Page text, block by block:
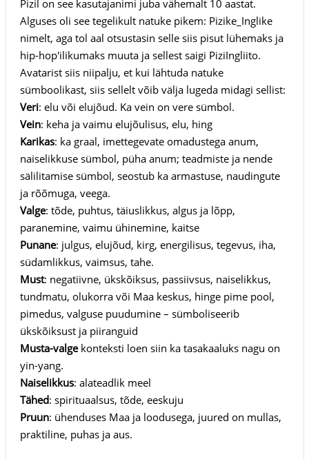
Pizil on see kasutajanimi juba vähemalt 10 aastat.
Alguses oli see tegelikult natuke pikem: Pizike_Inglike
nimelt, aga tol aal otsustasin selle siis pisut lühemaks ja
hip-hop'ilikumaks muuta ja sellest saigi PiziIngliito.
Avatarist siis niipalju, et kui lähtuda natuke
sümboolikast, siis sellelt võib välja lugeda midagi sellist:
Veri: elu või elujõud. Ka vein on vere sümbol.
Vein: keha ja vaimu elujõulisus, elu, hing
Karikas: ka graal, imettegevate omadustega anum,
naiselikkuse sümbol, püha anum; teadmiste ja nende
sälilitamise sümbol, seostub ka armastuse, naudingute
ja rõõmuga, veega.
Valge: tõde, puhtus, täiuslikkus, algus ja lõpp,
paranemine, vaimu ühinemine, kaitse
Punane: julgus, elujõud, kirg, energilisus, tegevus, iha,
südamlikkus, vaimsus, tahe.
Must: negatiivne, ükskõiksus, passiivsus, naiselikkus,
tundmatu, olukorra või Maa keskus, hinge pime pool,
pimedus, valguse puudumine – sümboliseerib
ükskõiksust ja piiranguid
Musta-valgekonteksti loen siin ka tasakaaluks nagu on
yin-yang.
Naiselikkus: alateadlik meel
Tähed: spirituaalsus, tõde, eeskuju
Pruun: ühenduses Maa ja loodusega, juured on mullas,
praktiline, puhas ja aus.